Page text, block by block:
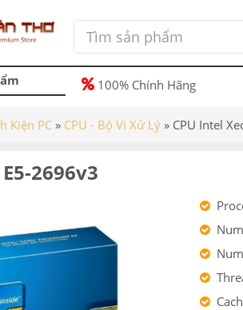
100% Chính Hãng
Kiện PC » CPU - Bộ Vi Xử Lý » CPU Intel
2696v3